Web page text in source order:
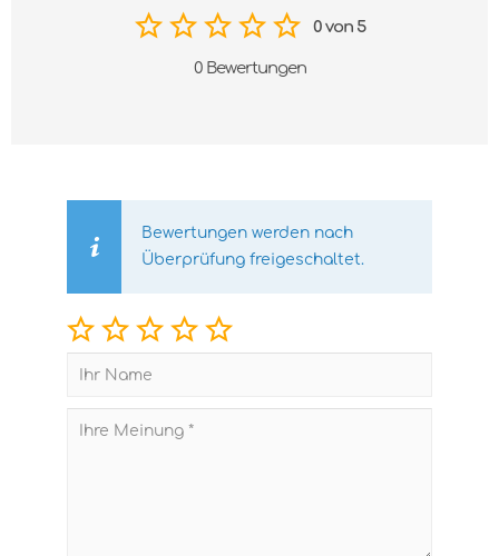
0 von 5
0 Bewertungen
Bewertungen werden nach
Überprüfung freigeschaltet.